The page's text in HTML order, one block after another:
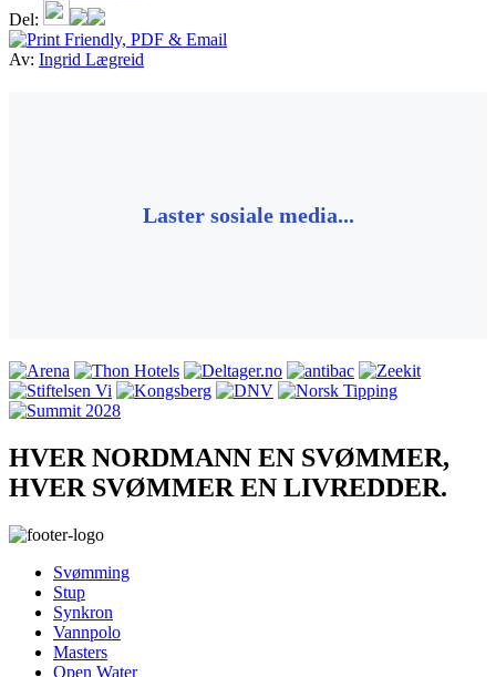
Del:
Av: Ingrid Lægreid
Laster sosiale media...
HVER NORDMANN EN SVØMMER,
HVER SVØMMER EN LIVREDDER.
Svømming
Stup
Synkron
Vannpolo
Masters
Open Water